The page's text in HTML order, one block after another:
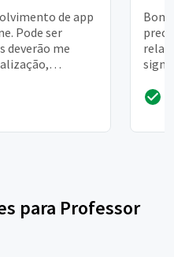
de app
Pode ser
deverão me
Bom
para Professor